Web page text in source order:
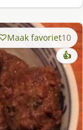
Maak favoriet10
👍